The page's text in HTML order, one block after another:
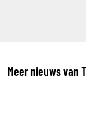
Meer nieuws van